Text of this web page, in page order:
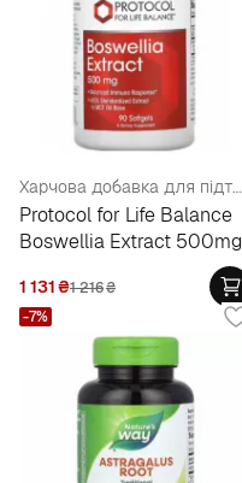
Харчова добавка для підтримки імунної системи "Екстракт босвеллії" 500 мг у таблетках
Protocol for Life Balance
Boswellia Extract 500mg
1 131₴1 216₴
-7%